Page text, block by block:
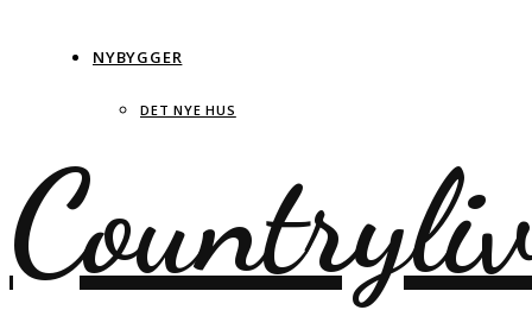
NYBYGGER
DET NYE HUS